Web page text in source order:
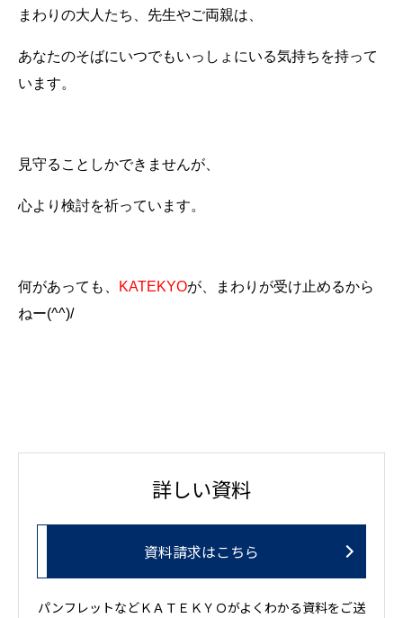
まわりの大人たち、先生やご両親は、
あなたのそばにいつでもいっしょにいる気持ちを持って
います。
見守ることしかできませんが、
心より検討を祈っています。
何があっても、 KATEKYOが、まわりが受け止めるから
ねー(^^)/
詳しい資料
資料請求はこちら
パンフレットなどＫＡＴＥＫＹＯがよくわかる資料をご送